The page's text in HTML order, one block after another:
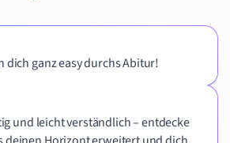
dich ganz easy durchs Abitur!
und leicht verständlich – entdecke